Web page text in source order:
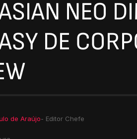
NEO
DE
de Araújo- Editor Chefe